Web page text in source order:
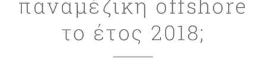
το έτος 2018;